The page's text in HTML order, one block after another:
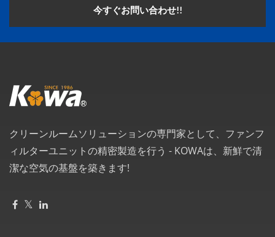
今すぐお問い合わせ!!
クリーンルームソリューションの専門家として、ファンフ
ィルターユニットの精密製造を行う - KOWAは、新鮮で清
潔な空気の基盤を築きます!